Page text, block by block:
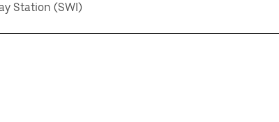
Station (SWI)